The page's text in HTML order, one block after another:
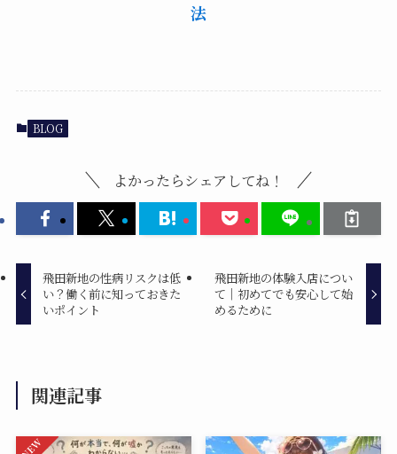
法
BLOG
よかったらシェアしてね！
飛田新地の性病リスクは低
い？働く前に知っておきた
いポイント
飛田新地の体験入店につい
て｜初めてでも安心して始
めるために
関連記事